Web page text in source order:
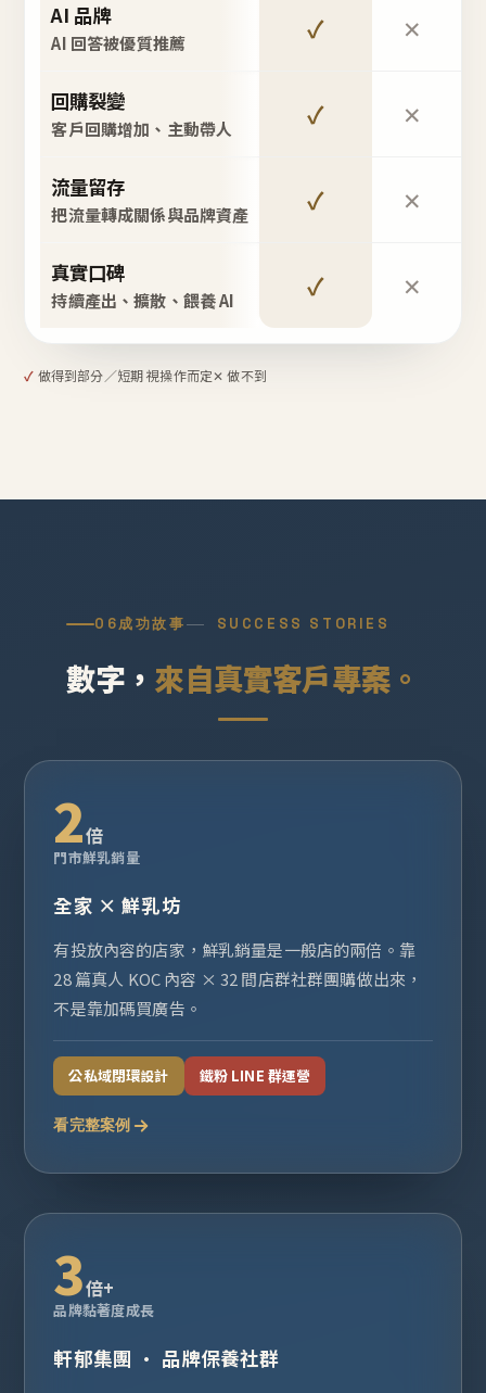
AI 品牌
AI 回答被優質推薦 ✓ ✕
回購裂變
客戶回購增加、主動帶人 ✓ ✕
流量留存
把流量轉成關係與品牌資產 ✓ ✕
真實口碑
持續產出、擴散、餵養 AI ✓ ✕
✓ 做得到部分／短期 視操作而定✕ 做不到
06成功故事 SUCCESS STORIES
數字， 來自真實客戶專案。
2倍
門市鮮乳銷量
全家 × 鮮乳坊
有投放內容的店家，鮮乳銷量是一般店的兩倍。靠
28 篇真人 KOC 內容 × 32 間店群社群團購做出來，
不是靠加碼買廣告。
公私域閉環設計 鐵粉 LINE 群運營
看完整案例
3倍+
品牌黏著度成長
軒郁集團 · 品牌保養社群